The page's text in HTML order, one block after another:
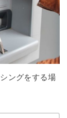
ングをする場